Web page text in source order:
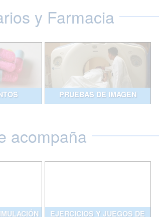
y Farmacia
PRUEBAS DE IMAGEN
acompaña
EJERCICIOS Y JUEGOS DE